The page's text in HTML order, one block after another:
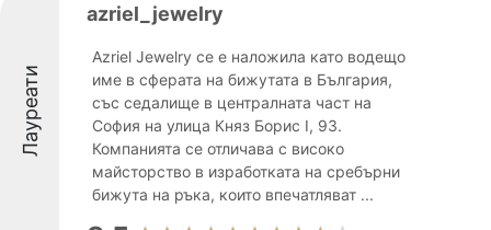
Лауреати
azriel_jewelry
Azriel Jewelry се е наложила като водещо
име в сферата на бижутата в България,
със седалище в централната част на
София на улица Княз Борис I, 93.
Компанията се отличава с високо
майсторство в изработката на сребърни
бижута на ръка, които впечатляват ...